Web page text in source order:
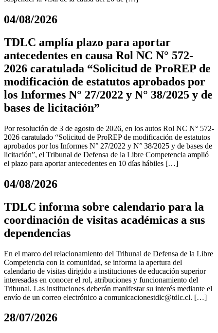
04/08/2026
TDLC amplía plazo para aportar
antecedentes en causa Rol NC N° 572-
2026 caratulada “Solicitud de ProREP de
modificación de estatutos aprobados por
los Informes N° 27/2022 y N° 38/2025 y de
bases de licitación”
Por resolución de 3 de agosto de 2026, en los autos Rol NC N° 572-
2026 caratulado “Solicitud de ProREP de modificación de estatutos
aprobados por los Informes N° 27/2022 y N° 38/2025 y de bases de
licitación”, el Tribunal de Defensa de la Libre Competencia amplió
el plazo para aportar antecedentes en 10 días hábiles […]
04/08/2026
TDLC informa sobre calendario para la
coordinación de visitas académicas a sus
dependencias
En el marco del relacionamiento del Tribunal de Defensa de la Libre
Competencia con la comunidad, se informa la apertura del
calendario de visitas dirigido a instituciones de educación superior
interesadas en conocer el rol, atribuciones y funcionamiento del
Tribunal. Las instituciones deberán manifestar su interés mediante el
envío de un correo electrónico a comunicacionestdlc@tdlc.cl. […]
28/07/2026